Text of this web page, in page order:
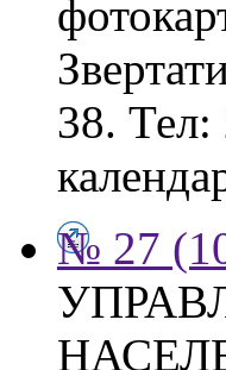
38.
№ 27